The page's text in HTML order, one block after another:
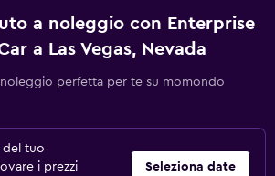
a noleggio con Enterprise
a Las Vegas, Nevada
perfetta per te su momondo
del tuo
i prezzi
Seleziona date